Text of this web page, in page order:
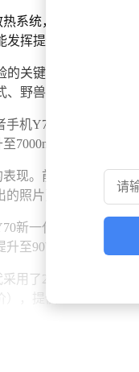
系统，由10W高导热
挥提供了有力保障。
关键因素之一。拯
野兽模式三种选择
机Y70新一代配备
7000nits，即使在户
现。前置摄像头为
的照片更加生动自然。
新一代在这方面表
至90W，并且考虑
用了24 + 1根定制
，提供12GB +